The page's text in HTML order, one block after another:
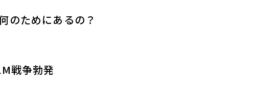
のためにあるの？
戦争勃発